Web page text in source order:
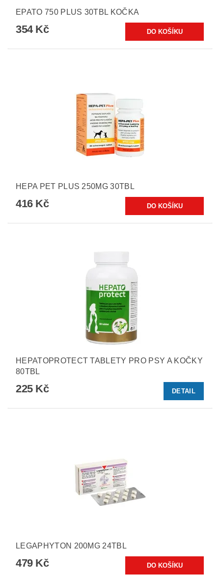
EPATO 750 PLUS 30TBL KOČKA
354 Kč
HEPA PET PLUS 250MG 30TBL
416 Kč
HEPATOPROTECT TABLETY PRO PSY A KOČKY
80TBL
225 Kč DETAIL
LEGAPHYTON 200MG 24TBL
479 Kč